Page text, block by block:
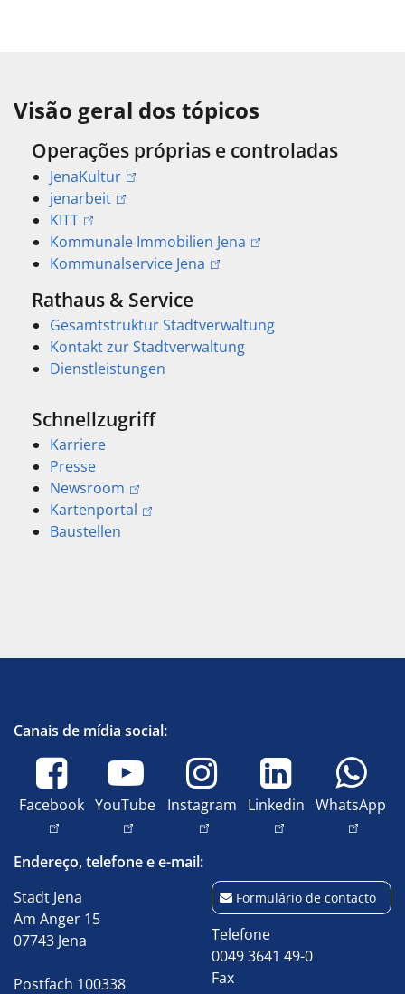
Visão geral dos tópicos
Operações próprias e controladas
JenaKultur
jenarbeit
KITT
Kommunale Immobilien Jena
Kommunalservice Jena
Rathaus & Service
Gesamtstruktur Stadtverwaltung
Kontakt zur Stadtverwaltung
Dienstleistungen
Schnellzugriff
Karriere
Presse
Newsroom
Kartenportal
Baustellen
Canais de mídia social:
Facebook YouTube Instagram Linkedin WhatsApp
Endereço, telefone e e-mail:
Stadt Jena
Am Anger 15
07743 Jena
Postfach 100338
Formulário de contacto
Telefone
0049 3641 49-0
Fax